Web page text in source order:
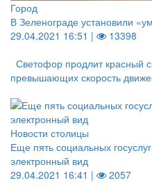
Город
В Зеленограде установили
29.04.2021 16:51 |
13398
Светофор продлит красный
превышающих скорость
Новости столицы
Еще пять социальных
электронный вид
29.04.2021 16:41 |
2057